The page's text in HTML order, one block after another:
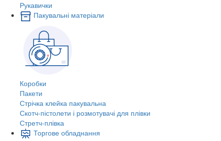
Рукавички
Пакувальні матеріали
Коробки
Пакети
Стрічка клейка пакувальна
Скотч-пістолети і розмотувачі для плівки
Стретч-плівка
Торгове обладнання